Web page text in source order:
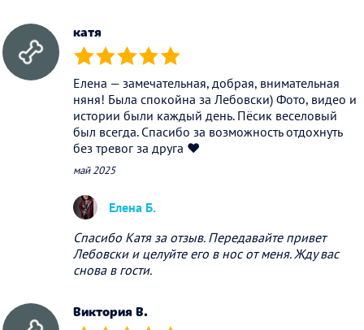
катя
(*) (*) (*) (*) (*)
Елена — замечательная, добрая, внимательная
няня! Была спокойна за Лебовски) Фото, видео и
истории были каждый день. Пёсик веселовый
был всегда. Спасибо за возможность отдохнуть
без тревог за друга ❤️
май 2025
Елена Б.
Спасибо Катя за отзыв. Передавайте привет
Лебовски и целуйте его в нос от меня. Жду вас
снова в гости.
Виктория В.